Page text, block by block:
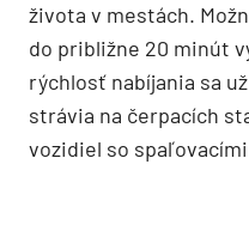
života v mestách.
do približne 20 minút
rýchlosť nabíjania sa
strávia na čerpacích
vozidiel so